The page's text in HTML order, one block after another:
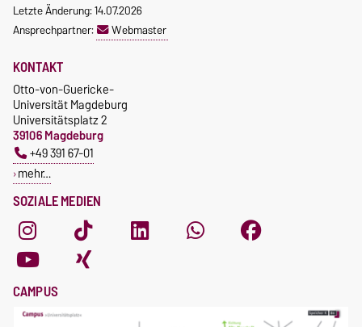
Letzte Änderung: 14.07.2026
Ansprechpartner:
Webmaster
SOZIALE MEDIEN
KONTAKT
Otto-von-Guericke-
Universität Magdeburg
Universitätsplatz 2
39106 Magdeburg
+49 391 67-01
mehr…
CAMPUS